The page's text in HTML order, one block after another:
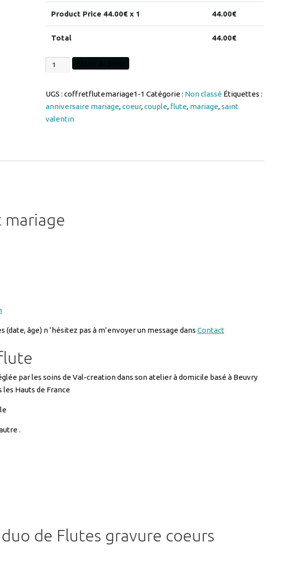
Product Price 44.00€ x 1 44.00€
Total 44.00€
quantité
date
mariage
UGS :coffretflutemariage1-1 Catégorie : Non classé Étiquettes :
anniversaire mariage,coeur,couple, flute, mariage,saint
valentin
âge) n ‘hésitez pas à m’envoyer un message dans Contact
par les soins de Val-creation dans son atelier à domicile basé à Beuvry
Hauts de France
.
de Flutes gravure coeurs